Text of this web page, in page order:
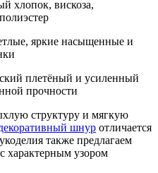
хлопок, вискоза,
яркие насыщенные и
плетёный и усиленный
прочности
структуру и мягкую
шнур отличается
также предлагаем
с характерным узором